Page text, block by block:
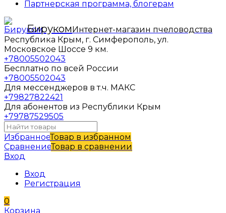
Партнерская программа, блогерам
БирукомИнтернет-магазин пчеловодства
Республика Крым, г. Симферополь, ул.
Московское Шоссе 9 км.
+78005502043
Бесплатно по всей России
+78005502043
Для мессенджеров в т.ч. МАКС
+79827822421
Для абонентов из Республики Крым
+79787529505
ИзбранноеТовар в избранном
СравнениеТовар в сравнении
Вход
Вход
Регистрация
0
Корзина